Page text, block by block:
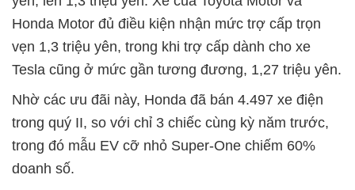
Honda Motor đủ điều kiện nhận mức trợ cấp trọn
vẹn 1,3 triệu yên, trong khi trợ cấp dành cho xe
Tesla cũng ở mức gần tương đương, 1,27 triệu yên.
Nhờ các ưu đãi này, Honda đã bán 4.497 xe điện
trong quý II, so với chỉ 3 chiếc cùng kỳ năm trước,
trong đó mẫu EV cỡ nhỏ Super-One chiếm 60%
doanh số.